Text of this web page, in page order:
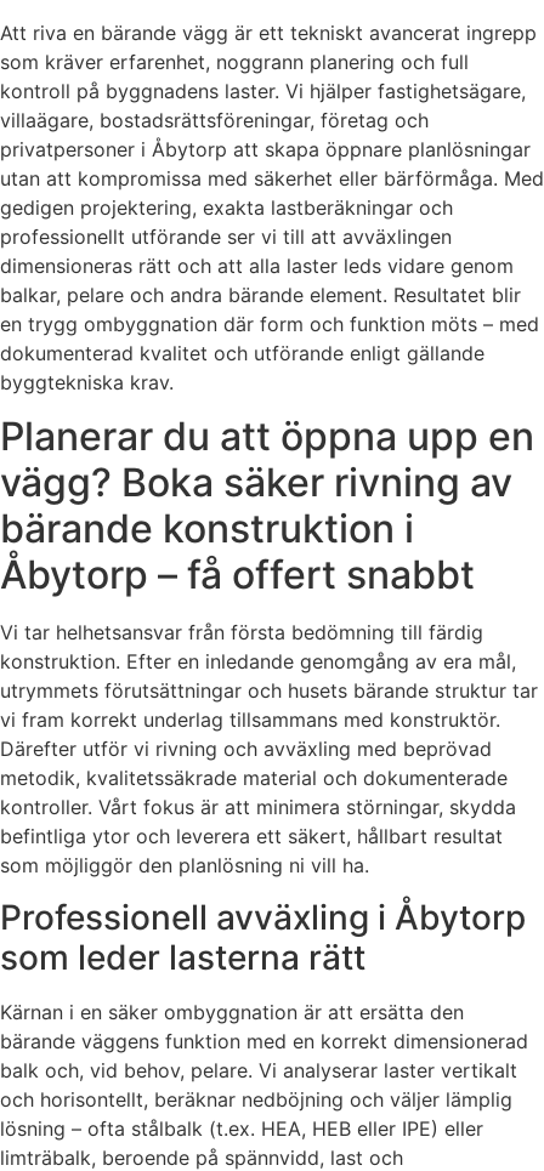
Att riva en bärande vägg är ett tekniskt avancerat ingrepp
som kräver erfarenhet, noggrann planering och full
kontroll på byggnadens laster. Vi hjälper fastighetsägare,
villaägare, bostadsrättsföreningar, företag och
privatpersoner i Åbytorp att skapa öppnare planlösningar
utan att kompromissa med säkerhet eller bärförmåga. Med
gedigen projektering, exakta lastberäkningar och
professionellt utförande ser vi till att avväxlingen
dimensioneras rätt och att alla laster leds vidare genom
balkar, pelare och andra bärande element. Resultatet blir
en trygg ombyggnation där form och funktion möts – med
dokumenterad kvalitet och utförande enligt gällande
byggtekniska krav.
Planerar du att öppna upp en
vägg? Boka säker rivning av
bärande konstruktion i
Åbytorp – få offert snabbt
Vi tar helhetsansvar från första bedömning till färdig
konstruktion. Efter en inledande genomgång av era mål,
utrymmets förutsättningar och husets bärande struktur tar
vi fram korrekt underlag tillsammans med konstruktör.
Därefter utför vi rivning och avväxling med beprövad
metodik, kvalitetssäkrade material och dokumenterade
kontroller. Vårt fokus är att minimera störningar, skydda
befintliga ytor och leverera ett säkert, hållbart resultat
som möjliggör den planlösning ni vill ha.
Professionell avväxling i Åbytorp
som leder lasterna rätt
Kärnan i en säker ombyggnation är att ersätta den
bärande väggens funktion med en korrekt dimensionerad
balk och, vid behov, pelare. Vi analyserar laster vertikalt
och horisontellt, beräknar nedböjning och väljer lämplig
lösning – ofta stålbalk (t.ex. HEA, HEB eller IPE) eller
limträbalk, beroende på spännvidd, last och